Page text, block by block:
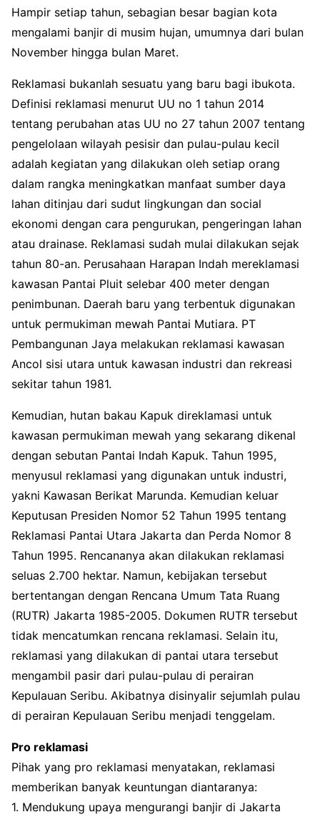
Hampir setiap tahun, sebagian besar bagian kota
mengalami banjir di musim hujan, umumnya dari bulan
November hingga bulan Maret.
Reklamasi bukanlah sesuatu yang baru bagi ibukota.
Definisi reklamasi menurut UU no 1 tahun 2014
tentang perubahan atas UU no 27 tahun 2007 tentang
pengelolaan wilayah pesisir dan pulau-pulau kecil
adalah kegiatan yang dilakukan oleh setiap orang
dalam rangka meningkatkan manfaat sumber daya
lahan ditinjau dari sudut lingkungan dan social
ekonomi dengan cara pengurukan, pengeringan lahan
atau drainase. Reklamasi sudah mulai dilakukan sejak
tahun 80-an. Perusahaan Harapan Indah mereklamasi
kawasan Pantai Pluit selebar 400 meter dengan
penimbunan. Daerah baru yang terbentuk digunakan
untuk permukiman mewah Pantai Mutiara. PT
Pembangunan Jaya melakukan reklamasi kawasan
Ancol sisi utara untuk kawasan industri dan rekreasi
sekitar tahun 1981.
Kemudian, hutan bakau Kapuk direklamasi untuk
kawasan permukiman mewah yang sekarang dikenal
dengan sebutan Pantai Indah Kapuk. Tahun 1995,
menyusul reklamasi yang digunakan untuk industri,
yakni Kawasan Berikat Marunda. Kemudian keluar
Keputusan Presiden Nomor 52 Tahun 1995 tentang
Reklamasi Pantai Utara Jakarta dan Perda Nomor 8
Tahun 1995. Rencananya akan dilakukan reklamasi
seluas 2.700 hektar. Namun, kebijakan tersebut
bertentangan dengan Rencana Umum Tata Ruang
(RUTR) Jakarta 1985-2005. Dokumen RUTR tersebut
tidak mencatumkan rencana reklamasi. Selain itu,
reklamasi yang dilakukan di pantai utara tersebut
mengambil pasir dari pulau-pulau di perairan
Kepulauan Seribu. Akibatnya disinyalir sejumlah pulau
di perairan Kepulauan Seribu menjadi tenggelam.
Pro reklamasi
Pihak yang pro reklamasi menyatakan, reklamasi
memberikan banyak keuntungan diantaranya:
1. Mendukung upaya mengurangi banjir di Jakarta